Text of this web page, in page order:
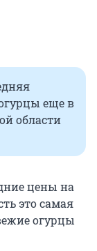
еще в
области
цены на
это самая
огурцы